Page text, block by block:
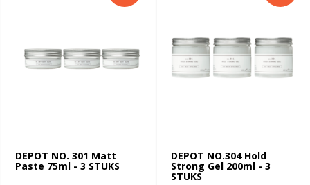
DEPOT NO. 301 Matt
Paste 75ml - 3 STUKS
DEPOT NO.304 Hold
Strong Gel 200ml - 3
STUKS